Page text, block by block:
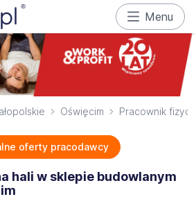
Menu
Oświęcim Pracownik
oferty pracodawcy
hali w sklepie budowlanym